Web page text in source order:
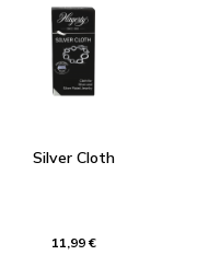
Silver Cloth
11,99 €